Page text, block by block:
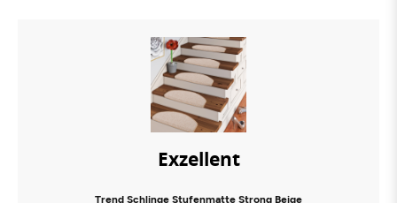
Exzellent
Trend Schlinge Stufenmatte Strong Beige